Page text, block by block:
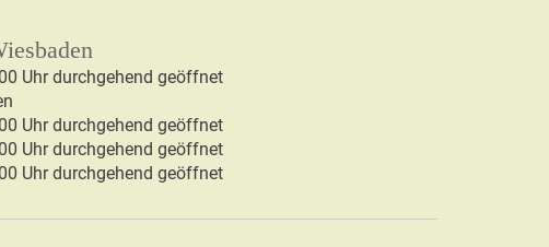
Uhrdurchgehend geöffnet
Uhr durchgehend geöffnet
Uhr durchgehend geöffnet
Uhr durchgehend geöffnet